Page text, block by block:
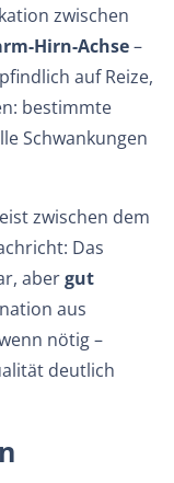
zwischen
Hirn-Achse–
auf Reize,
bestimmte
Schwankungen
zwischen dem
Das
abergut
aus
nötig –
deutlich